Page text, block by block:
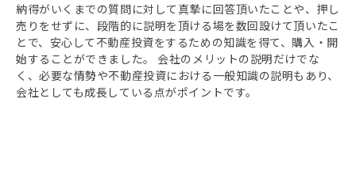
納得がいくまでの質問に対して真摯に回答頂いたことや、押し
売りをせずに、段階的に説明を頂ける場を数回設けて頂いたこ
とで、安心して不動産投資をするための知識を得て、購入・開
始することができました。 会社のメリットの説明だけでな
く、必要な情勢や不動産投資における一般知識の説明もあり、
会社としても成長している点がポイントです。